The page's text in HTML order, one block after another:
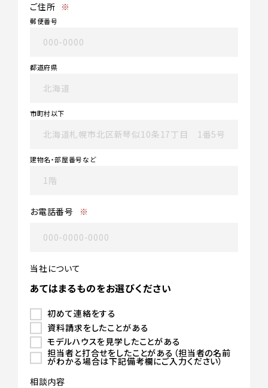
ご住所 ※
郵便番号
都道府県
市町村以下
建物名・部屋番号など
お電話番号 ※
当社について
あてはまるものをお選びください
初めて連絡をする
資料請求をしたことがある
モデルハウスを見学したことがある
担当者と打合せをしたことがある（担当者の名前
がわかる場合は下記備考欄にご入力ください）
相談内容